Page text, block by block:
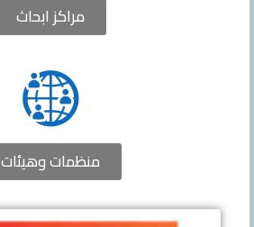
مراكز ابحاث
منظمات وهيئات